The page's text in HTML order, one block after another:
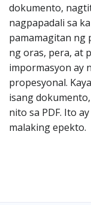
dokumento,
nagpapadali sa
pamamagitan ng
ng oras, pera, at
impormasyon ay
propesyonal.
isang
nito sa PDF. Ito
malaking epekto.